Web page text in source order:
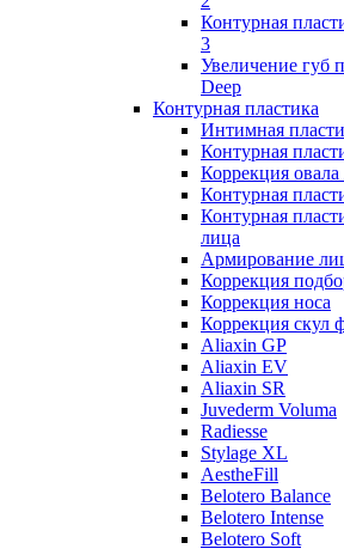
Контурная
3
Увеличение губ
Deep
Контурная пластика
Интимная
Контурная
Коррекция овала
Контурная
Контурная
лица
Армирование
Коррекция
Коррекция носа
Коррекция скул
Aliaxin GP
Aliaxin EV
Aliaxin SR
Juvederm Voluma
Radiesse
Stylage XL
AestheFill
Belotero Balance
Belotero Intense
Belotero Soft